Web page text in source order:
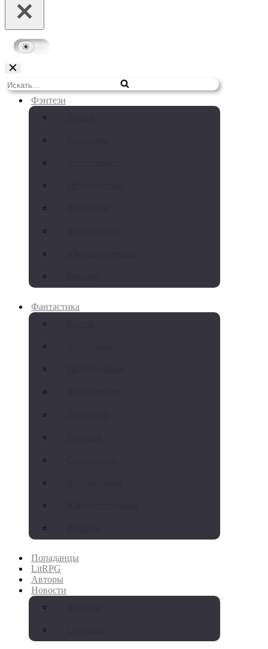
навигации
Искать...
Фэнтези
Фантастика
Попаданцы
LitRPG
Авторы
Новости